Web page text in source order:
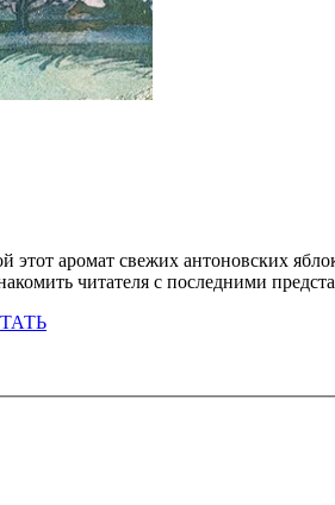
аромат свежих антоновских
читателя с последними